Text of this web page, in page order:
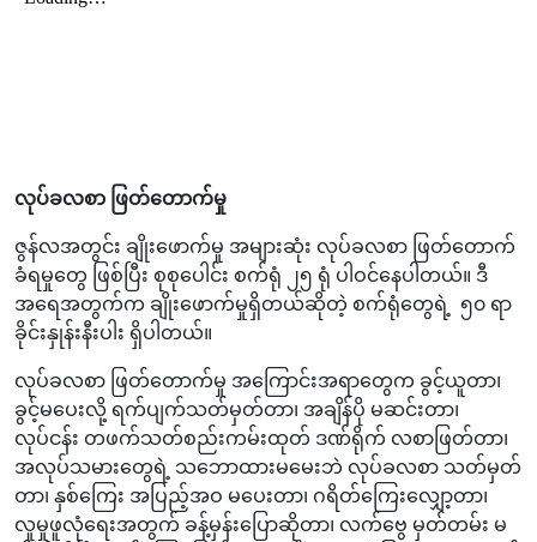
လုပ်ခလစာ ဖြတ်တောက်မှု
ဇွန်လအတွင်း ချိုးဖောက်မှု အများဆုံး လုပ်ခလစာ ဖြတ်တောက်
ခံရမှုတွေ ဖြစ်ပြီး စုစုပေါင်း စက်ရုံ ၂၅ ရုံ ပါဝင်နေပါတယ်။ ဒီ
အရေအတွက်က ချိုးဖောက်မှုရှိတယ်ဆိုတဲ့ စက်ရုံတွေရဲ့
၅၀ ရာ
ခိုင်းနှုန်းနီးပါး ရှိပါတယ်။
လုပ်ခလစာ ဖြတ်တောက်မှု အကြောင်းအရာတွေက ခွင့်ယူတာ၊
ခွင့်မပေးလို့ ရက်ပျက်သတ်မှတ်တာ၊ အချိန်ပို မဆင်းတာ၊
လုပ်ငန်း တဖက်သတ်စည်းကမ်းထုတ် ဒဏ်ရိုက် လစာဖြတ်တာ၊
အလုပ်သမားတွေရဲ့ သဘောထားမမေးဘဲ လုပ်ခလစာ သတ်မှတ်
တာ၊ နှစ်ကြေး အပြည့်အဝ မပေးတာ၊ ဂရိတ်ကြေးလျှော့တာ၊
လူမှုဖူလုံရေးအတွက် ခန့်မှန်းပြောဆိုတာ၊ လက်ဗွေ မှတ်တမ်း မ